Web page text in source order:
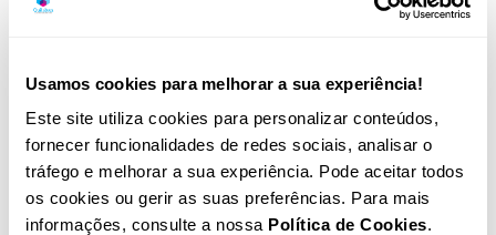
Usamos cookies para melhorar a sua experiência!
Este site utiliza cookies para personalizar conteúdos,
fornecer funcionalidades de redes sociais, analisar o
tráfego e melhorar a sua experiência. Pode aceitar todos
os cookies ou gerir as suas preferências. Para mais
informações, consulte a nossa Política de Cookies.